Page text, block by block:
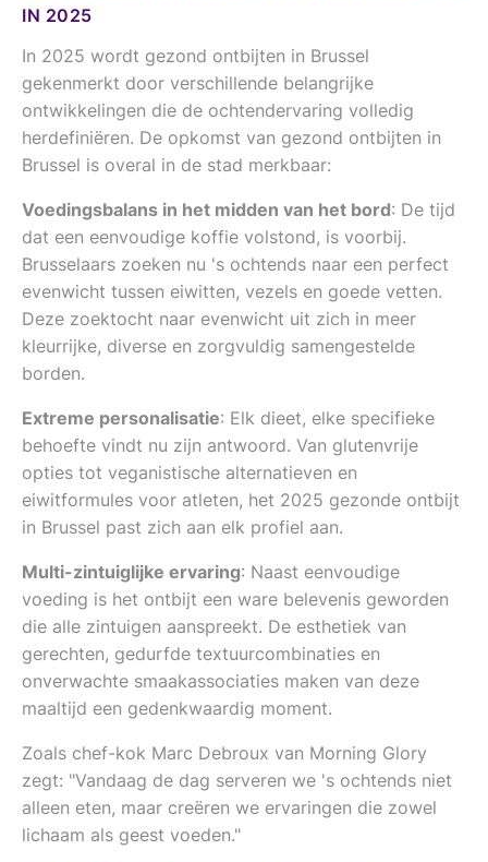
IN 2025
In 2025 wordt gezond ontbijten in Brussel
gekenmerkt door verschillende belangrijke
ontwikkelingen die de ochtendervaring volledig
herdefiniëren. De opkomst van gezond ontbijten in
Brussel is overal in de stad merkbaar:
Voedingsbalans in het midden van het bord: De tijd
dat een eenvoudige koffie volstond, is voorbij.
Brusselaars zoeken nu 's ochtends naar een perfect
evenwicht tussen eiwitten, vezels en goede vetten.
Deze zoektocht naar evenwicht uit zich in meer
kleurrijke, diverse en zorgvuldig samengestelde
borden.
Extreme personalisatie: Elk dieet, elke specifieke
behoefte vindt nu zijn antwoord. Van glutenvrije
opties tot veganistische alternatieven en
eiwitformules voor atleten, het 2025 gezonde ontbijt
in Brussel past zich aan elk profiel aan.
Multi-zintuiglijke ervaring: Naast eenvoudige
voeding is het ontbijt een ware belevenis geworden
die alle zintuigen aanspreekt. De esthetiek van
gerechten, gedurfde textuurcombinaties en
onverwachte smaakassociaties maken van deze
maaltijd een gedenkwaardig moment.
Zoals chef-kok Marc Debroux van Morning Glory
zegt: "Vandaag de dag serveren we 's ochtends niet
alleen eten, maar creëren we ervaringen die zowel
lichaam als geest voeden."